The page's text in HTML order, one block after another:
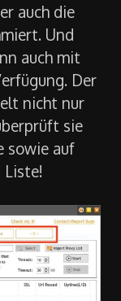
auch die
Und
auch mit
Der
nicht nur
sie
sowie auf
Liste!